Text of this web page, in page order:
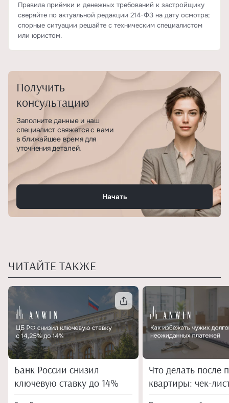
Правила приёмки и денежных требований к застройщику
сверяйте по актуальной редакции 214-ФЗ на дату осмотра;
спорные ситуации решайте с техническим специалистом
или юристом.
Получить
консультацию
Заполните данные и наш
специалист свяжется с вами
в ближайшее время для
уточнения деталей.
Начать
ЧИТАЙТЕ ТАКЖЕ
Банк России снизил
ключевую ставку до 14%
Что делать после
квартиры: чек-
собственника